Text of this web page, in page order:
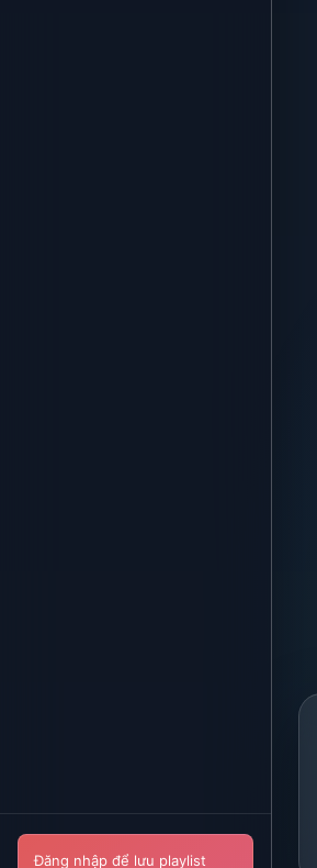
Đăng nhập để lưu playlist